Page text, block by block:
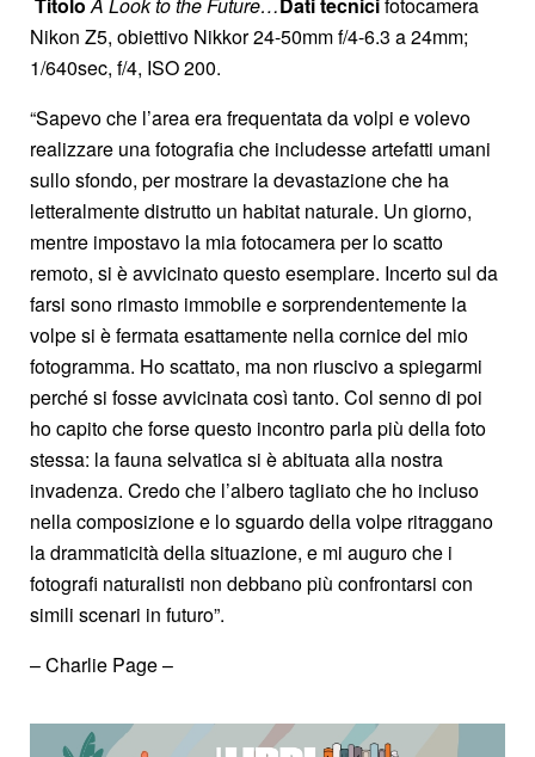
Nikon Z5, obiettivo Nikkor 24-50mm f/4-6.3 a 24mm;
1/640sec, f/4, ISO 200.
“Sapevo che l’area era frequentata da volpi e volevo
realizzare una fotografia che includesse artefatti umani
sullo sfondo, per mostrare la devastazione che ha
letteralmente distrutto un habitat naturale. Un giorno,
mentre impostavo la mia fotocamera per lo scatto
remoto, si è avvicinato questo esemplare. Incerto sul da
farsi sono rimasto immobile e sorprendentemente la
volpe si è fermata esattamente nella cornice del mio
fotogramma. Ho scattato, ma non riuscivo a spiegarmi
perché si fosse avvicinata così tanto. Col senno di poi
ho capito che forse questo incontro parla più della foto
stessa: la fauna selvatica si è abituata alla nostra
invadenza. Credo che l’albero tagliato che ho incluso
nella composizione e lo sguardo della volpe ritraggano
la drammaticità della situazione, e mi auguro che i
fotografi naturalisti non debbano più confrontarsi con
simili scenari in futuro”.
– Charlie Page –